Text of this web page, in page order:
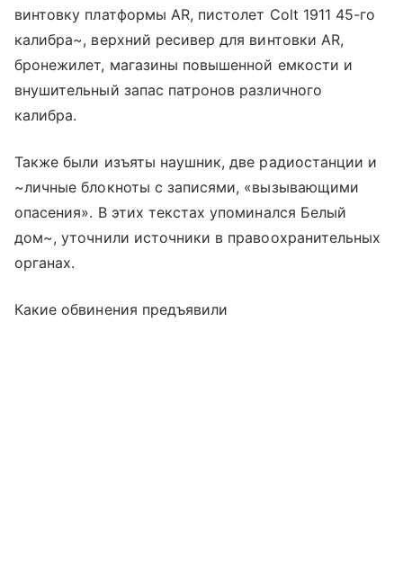
винтовку платформы AR, пистолет Colt 1911 45-го
калибра~, верхний ресивер для винтовки AR,
бронежилет, магазины повышенной емкости и
внушительный запас патронов различного
калибра.
Также были изъяты наушник, две радиостанции и
~личные блокноты с записями, «вызывающими
опасения». В этих текстах упоминался Белый
дом~, уточнили источники в правоохранительных
органах.
Какие обвинения предъявили